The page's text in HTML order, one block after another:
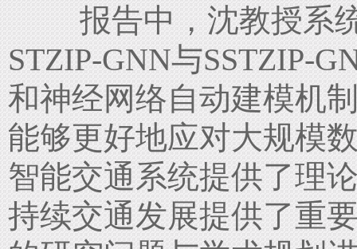
报告中，沈教授系统
STZIP-GNN与SSTZIP-
和神经网络自动建模机
能够更好地应对大规模
智能交通系统提供了理
持续交通发展提供了重